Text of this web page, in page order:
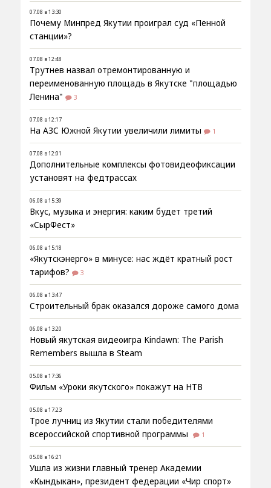
07.08 в 13:30
Почему Минпред Якутии проиграл суд «Пенной
станции»?
07.08 в 12:48
Трутнев назвал отремонтированную и
переименованную площадь в Якутске "площадью
Ленина"
3
07.08 в 12:17
На АЗС Южной Якутии увеличили лимиты 1
07.08 в 12:01
Дополнительные комплексы фотовидеофиксации
установят на федтрассах
06.08 в 15:39
Вкус, музыка и энергия: каким будет третий
«СырФест»
06.08 в 15:18
«Якутскэнерго» в минусе: нас ждёт кратный рост
тарифов?
3
06.08 в 13:47
Строительный брак оказался дороже самого дома
06.08 в 13:20
Новый якутская видеоигра Kindawn: The Parish
Remembers вышла в Steam
05.08 в 17:36
Фильм «Уроки якутского» покажут на НТВ
05.08 в 17:23
Трое лучниц из Якутии стали победителями
всероссийской спортивной программы
1
05.08 в 16:21
Ушла из жизни главный тренер Академии
«Кындыкан», президент федерации «Чир спорт»